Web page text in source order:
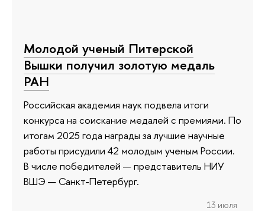
Молодой ученый Питерской
Вышки получил золотую медаль
РАН
Российская академия наук подвела итоги
конкурса на соискание медалей с премиями. По
итогам 2025 года награды за лучшие научные
работы присудили 42 молодым ученым России.
В числе победителей — представитель НИУ
ВШЭ — Санкт-Петербург.
13 июля